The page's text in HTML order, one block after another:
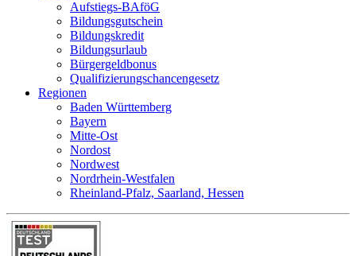
Aufstiegs-BAföG
Bildungsgutschein
Bildungskredit
Bildungsurlaub
Bürgergeldbonus
Qualifizierungschancengesetz
Regionen
Baden Württemberg
Bayern
Mitte-Ost
Nordost
Nordwest
Nordrhein-Westfalen
Rheinland-Pfalz, Saarland, Hessen